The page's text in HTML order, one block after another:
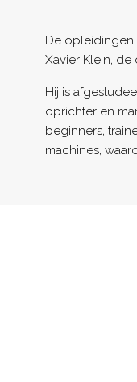
De opleidingen
Xavier Klein, de
Hij is
oprichter en
beginners,
machines,